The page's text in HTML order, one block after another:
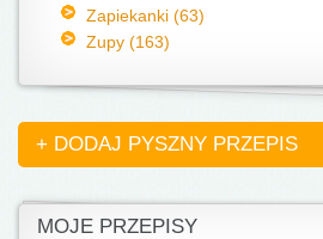
Zapiekanki (63)
Zupy (163)
+ DODAJ PYSZNY PRZEPIS
MOJE PRZEPISY